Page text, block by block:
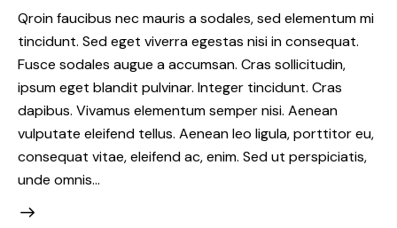
Qroin faucibus nec mauris a sodales, sed elementum mi
tincidunt. Sed eget viverra egestas nisi in consequat.
Fusce sodales augue a accumsan. Cras sollicitudin,
ipsum eget blandit pulvinar. Integer tincidunt. Cras
dapibus. Vivamus elementum semper nisi. Aenean
vulputate eleifend tellus. Aenean leo ligula, porttitor eu,
consequat vitae, eleifend ac, enim. Sed ut perspiciatis,
unde omnis…